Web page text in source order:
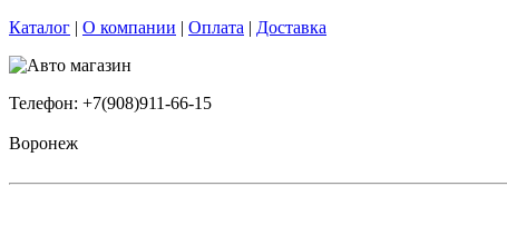
Каталог | О компании | Оплата | Доставка
Телефон: +7(908)911-66-15
Воронеж